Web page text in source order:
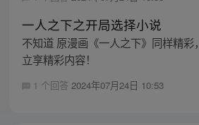
一人之下之开局选择小说
不知道 原漫画《一人之下》同样精
立享精彩内容！
1 个回答 2024年07月24日 10:53